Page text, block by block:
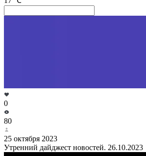
0
80
25 октября 2023
Утренний дайджест новостей. 26.10.2023